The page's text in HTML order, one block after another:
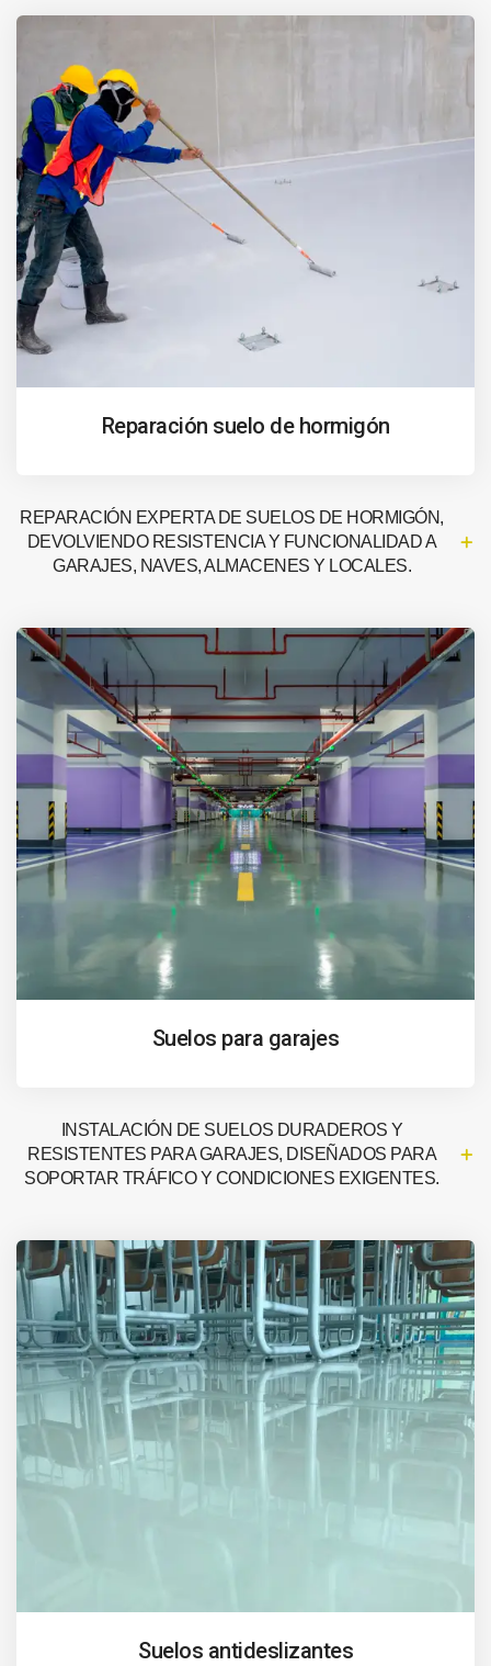
Reparación suelo de hormigón
REPARACIÓN EXPERTA DE SUELOS DE HORMIGÓN,
DEVOLVIENDO RESISTENCIA Y FUNCIONALIDAD A
GARAJES, NAVES, ALMACENES Y LOCALES.
Suelos para garajes
INSTALACIÓN DE SUELOS DURADEROS Y
RESISTENTES PARA GARAJES, DISEÑADOS PARA
SOPORTAR TRÁFICO Y CONDICIONES EXIGENTES.
Suelos antideslizantes